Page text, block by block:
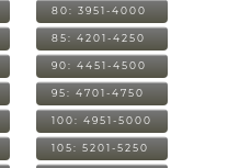
80: 3951-4000
85: 4201-4250
90: 4451-4500
95: 4701-4750
100: 4951-5000
105: 5201-5250